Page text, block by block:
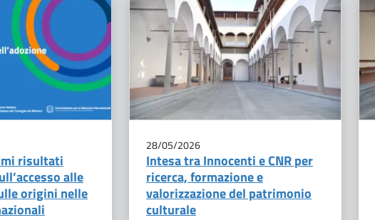
risultati
alle
origini nelle
28/05/2026
Intesa tra Innocenti e CNR per
ricerca, formazione e
valorizzazione del patrimonio
culturale